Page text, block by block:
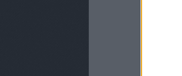
TV2
tudta